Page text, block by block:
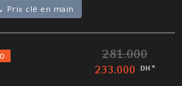
Prix clé en main
281.000
233.000 DH *